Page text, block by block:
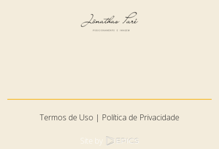
Termos de Uso Política de Privacidade
Site by